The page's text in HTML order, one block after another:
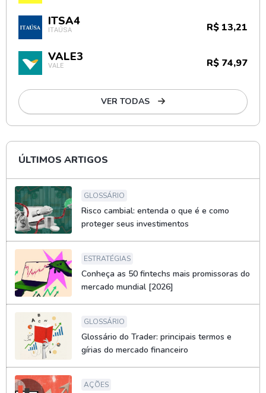
ITSA4
ITAÚSA R$ 13,21
VALE3
VALE R$ 74,97
VER TODAS
ÚLTIMOS ARTIGOS
GLOSSÁRIO
Risco cambial: entenda o que é e como
proteger seus investimentos
ESTRATÉGIAS
Conheça as 50 fintechs mais promissoras do
mercado mundial [2026]
GLOSSÁRIO
Glossário do Trader: principais termos e
gírias do mercado financeiro
AÇÕES